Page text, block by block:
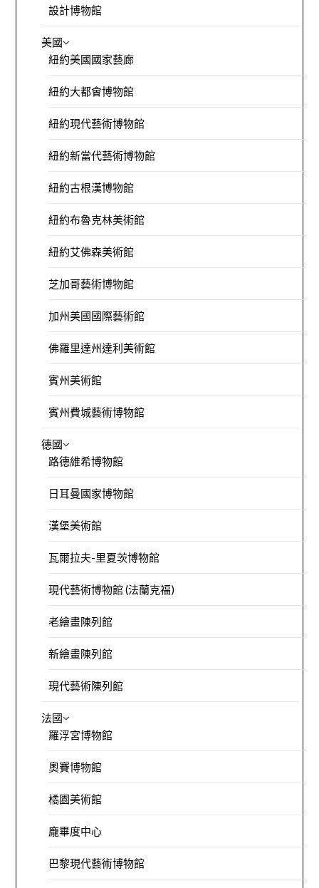
設計博物館
美國
紐約美國國家藝廊
紐約大都會博物館
紐約現代藝術博物館
紐約新當代藝術博物館
紐約古根漢博物館
紐約布魯克林美術館
紐約艾佛森美術館
芝加哥藝術博物館
加州美國國際藝術館
佛羅里達州達利美術館
賓州美術館
賓州費城藝術博物館
德國
路德維希博物館
日耳曼國家博物館
漢堡美術館
瓦爾拉夫-里夏茨博物館
現代藝術博物館 (法蘭克福)
老繪畫陳列館
新繪畫陳列館
現代藝術陳列館
法國
羅浮宮博物館
奧賽博物館
橘園美術館
龐畢度中心
巴黎現代藝術博物館